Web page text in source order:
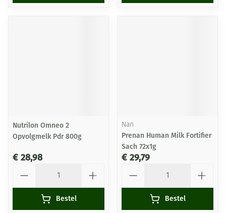
Nutrilon Omneo 2
Opvolgmelk Pdr 800g
€ 28,98
Bestel
Nan
Prenan Human Milk Fortifier
Sach 72x1g
€ 29,79
Bestel